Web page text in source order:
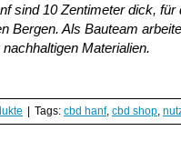
sind 10 Zentimeter dick,
Bergen. Als Bauteam
Materialien.
| Tags: cbd hanf, cbd shop,